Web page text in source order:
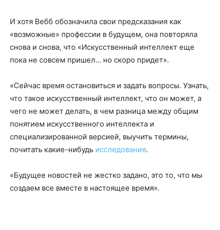
И хотя Вебб обозначила свои предсказания как
«возможные» профессии в будущем, она повторяла
снова и снова, что «Искусственный интеллект еще
пока не совсем пришел… но скоро придет».
«Сейчас время остановиться и задать вопросы. Узнать,
что такое искусственный интеллект, что он может, а
чего не может делать, в чем разница между общим
понятием искусственного интеллекта и
специализированной версией, выучить термины,
почитать какие-нибудь исследования.
«Будущее новостей не жестко задано, это то, что мы
создаем все вместе в настоящее время».